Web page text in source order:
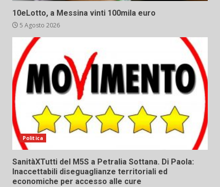
10eLotto, a Messina vinti 100mila euro
5 Agosto 2026
Politica
SanitàXTutti del M5S a Petralia Sottana. Di Paola:
Inaccettabili diseguaglianze territoriali ed
economiche per accesso alle cure